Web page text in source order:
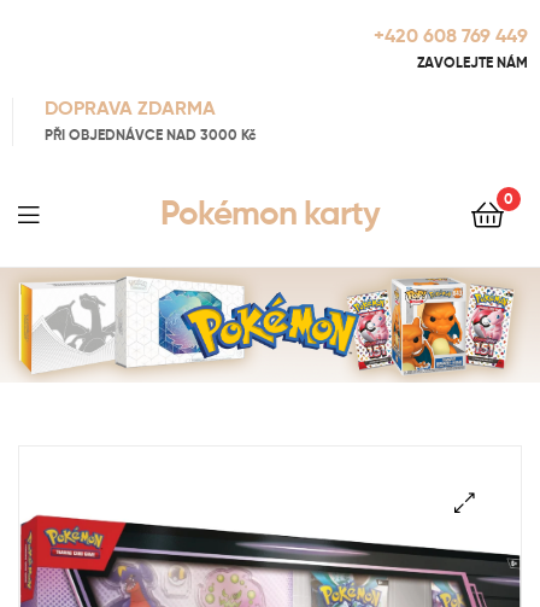
+420 608 769 449
ZAVOLEJTE NÁM
DOPRAVA ZDARMA
PŘI OBJEDNÁVCE NAD 3000 Kč
Pokémon karty 0